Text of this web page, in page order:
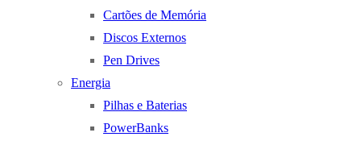
Cartões de Memória
Discos Externos
Pen Drives
Energia
Pilhas e Baterias
PowerBanks